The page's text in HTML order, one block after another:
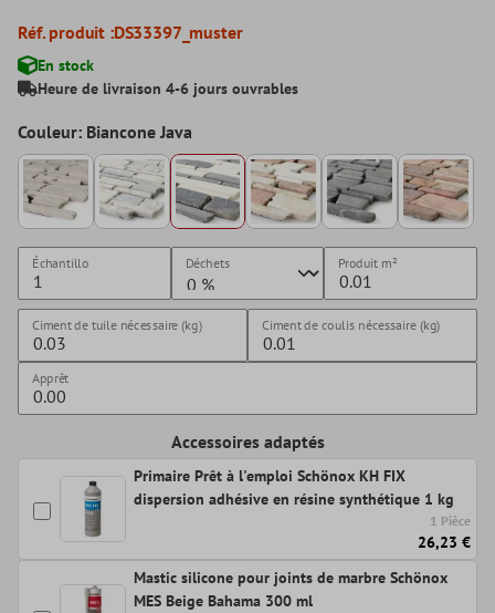
Réf. produit :DS33397_muster
En stock
Heure de livraison 4-6 jours ouvrables
Couleur: Biancone Java
Échantillo Déchets Produit m²
Ciment de tuile nécessaire (kg) Ciment de coulis nécessaire (kg)
Apprêt
Accessoires adaptés
Primaire Prêt à l'emploi Schönox KH FIX
dispersion adhésive en résine synthétique 1 kg
1 Pièce
26,23 €
Mastic silicone pour joints de marbre Schönox
MES Beige Bahama 300 ml